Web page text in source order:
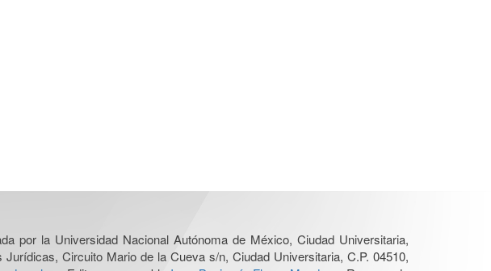
por la Universidad Nacional Autónoma de México, Ciudad Universitaria,
Circuito Mario de la Cueva s/n, Ciudad Universitaria, C.P. 04510,